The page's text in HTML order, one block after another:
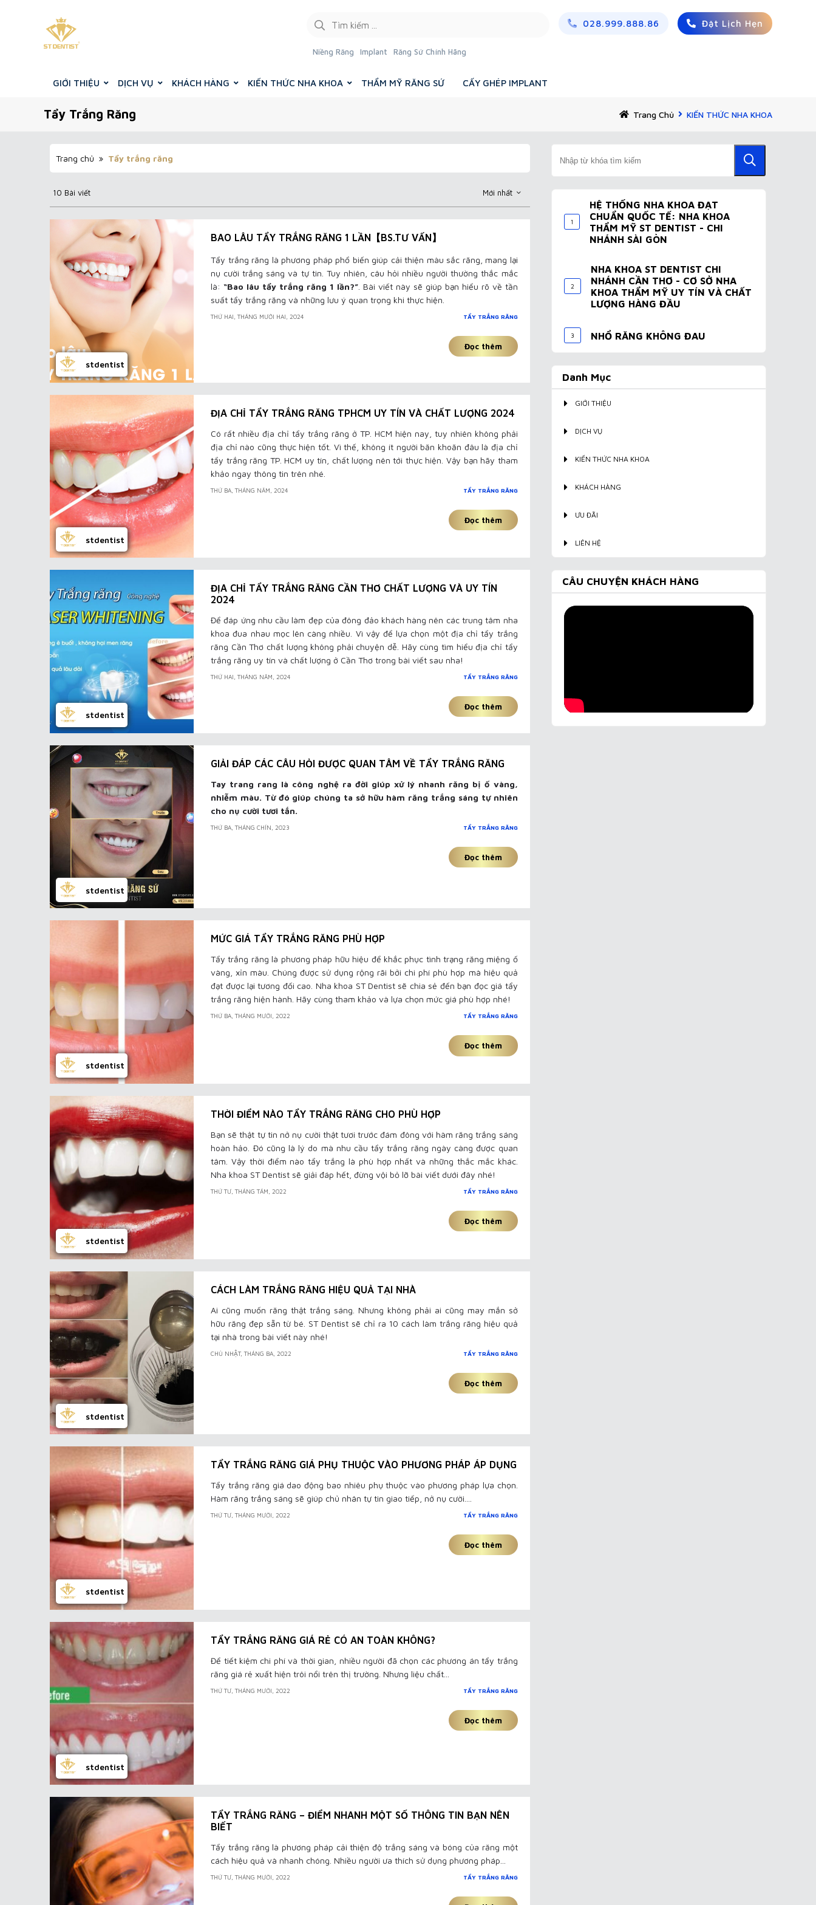
Niềng Răng Implant Răng Sứ Chính Hãng
028.999.888.86 Đặt Lịch Hẹn
GIỚI THIỆU DỊCH VỤ KHÁCH HÀNG KIẾN THỨC NHA KHOA THẨM MỸ RĂNG SỨ CẤY GHÉP IMPLANT
Tẩy Trắng Răng Trang Chủ KIẾN THỨC NHA KHOA
Trang chủ Tẩy trắng răng
10 Bài viết Mới nhất
stdentist
BAO LÂU TẨY TRẮNG RĂNG 1 LẦN【BS.TƯ VẤN】
Tẩy trắng răng là phương pháp phổ biến giúp cải thiện màu sắc răng, mang lại
nụ cười trắng sáng và tự tin. Tuy nhiên, câu hỏi nhiều người thường thắc mắc
là:“Bao lâu tẩy trắng răng 1 lần?”. Bài viết này sẽ giúp bạn hiểu rõ về tần
suất tẩy trắng răng và những lưu ý quan trọng khi thực hiện.
THỨ HAI, THÁNG MƯỜI HAI, 2024 TẨY TRẮNG RĂNG
Đọc thêm
stdentist
ĐỊA CHỈ TẨY TRẮNG RĂNG TPHCM UY TÍN VÀ CHẤT LƯỢNG 2024
Có rất nhiều địa chỉ tẩy trắng răng ở TP. HCM hiện nay, tuy nhiên không phải
địa chỉ nào cũng thực hiện tốt. Vì thế, không ít người băn khoăn đâu là địa chỉ
tẩy trắng răng TP. HCM uy tín, chất lượng nên tới thực hiện. Vậy bạn hãy tham
khảo ngay thông tin trên nhé.
THỨ BA, THÁNG NĂM, 2024 TẨY TRẮNG RĂNG
Đọc thêm
stdentist
ĐỊA CHỈ TẨY TRẮNG RĂNG CẦN THƠ CHẤT LƯỢNG VÀ UY TÍN
2024
Để đáp ứng nhu cầu làm đẹp của đông đảo khách hàng nên các trung tâm nha
khoa đua nhau mọc lên càng nhiều. Vì vậy để lựa chọn một địa chỉ tẩy trắng
răng Cần Thơ chất lượng không phải chuyện dễ. Hãy cùng tìm hiểu địa chỉ tẩy
trắng răng uy tín và chất lượng ở Cần Thơ trong bài viết sau nha!
THỨ HAI, THÁNG NĂM, 2024 TẨY TRẮNG RĂNG
Đọc thêm
stdentist
GIẢI ĐÁP CÁC CÂU HỎI ĐƯỢC QUAN TÂM VỀ TẨY TRẮNG RĂNG
Tay trang rang là công nghệ ra đời giúp xử lý nhanh răng bị ố vàng,
nhiễm màu. Từ đó giúp chúng ta sở hữu hàm răng trắng sáng tự nhiên
cho nụ cười tươi tắn.
THỨ BA, THÁNG CHÍN, 2023 TẨY TRẮNG RĂNG
Đọc thêm
stdentist
MỨC GIÁ TẨY TRẮNG RĂNG PHÙ HỢP
Tẩy trắng răng là phương pháp hữu hiệu để khắc phục tình trạng răng miệng ố
vàng, xỉn màu. Chúng được sử dụng rộng rãi bởi chi phí phù hợp mà hiệu quả
đạt được lại tương đối cao. Nha khoa ST Dentist sẽ chia sẻ đến bạn đọc giá tẩy
trắng răng hiện hành. Hãy cùng tham khảo và lựa chọn mức giá phù hợp nhé!
THỨ BA, THÁNG MƯỜI, 2022 TẨY TRẮNG RĂNG
Đọc thêm
stdentist
THỜI ĐIỂM NÀO TẨY TRẮNG RĂNG CHO PHÙ HỢP
Bạn sẽ thật tự tin nở nụ cười thật tươi trước đám đông với hàm răng trắng sáng
hoàn hảo. Đó cũng là lý do mà nhu cầu tẩy trắng răng ngày càng được quan
tâm. Vậy thời điểm nào tẩy trắng là phù hợp nhất và những thắc mắc khác.
Nha khoa ST Dentist sẽ giải đáp hết, đừng vội bỏ lỡ bài viết dưới đây nhé!
THỨ TƯ, THÁNG TÁM, 2022 TẨY TRẮNG RĂNG
Đọc thêm
stdentist
CÁCH LÀM TRẮNG RĂNG HIỆU QUẢ TẠI NHÀ
Ai cũng muốn răng thật trắng sáng. Nhưng không phải ai cũng may mắn sở
hữu răng đẹp sẵn từ bé. ST Dentist sẽ chỉ ra 10 cách làm trắng răng hiệu quả
tại nhà trong bài viết này nhé!
CHỦ NHẬT, THÁNG BA, 2022 TẨY TRẮNG RĂNG
Đọc thêm
stdentist
TẨY TRẮNG RĂNG GIÁ PHỤ THUỘC VÀO PHƯƠNG PHÁP ÁP DỤNG
Tẩy trắng răng giá dao động bao nhiêu phụ thuộc vào phương pháp lựa chọn.
Hàm răng trắng sáng sẽ giúp chủ nhân tự tin giao tiếp, nở nụ cười....
THỨ TƯ, THÁNG MƯỜI, 2022 TẨY TRẮNG RĂNG
Đọc thêm
stdentist
TẨY TRẮNG RĂNG GIÁ RẺ CÓ AN TOÀN KHÔNG?
Để tiết kiệm chi phí và thời gian, nhiều người đã chọn các phương án tẩy trắng
răng giá rẻ xuất hiện trôi nổi trên thị trường. Nhưng liệu chất...
THỨ TƯ, THÁNG MƯỜI, 2022 TẨY TRẮNG RĂNG
Đọc thêm
TẨY TRẮNG RĂNG – ĐIỂM NHANH MỘT SỐ THÔNG TIN BẠN NÊN
BIẾT
Tẩy trắng răng là phương pháp cải thiện độ trắng sáng và bóng của răng một
cách hiệu quả và nhanh chóng. Nhiều người ưa thích sử dụng phương pháp...
THỨ TƯ, THÁNG MƯỜI, 2022 TẨY TRẮNG RĂNG
1
HỆ THỐNG NHA KHOA ĐẠT
CHUẨN QUỐC TẾ: NHA KHOA
THẨM MỸ ST DENTIST - CHI
NHÁNH SÀI GÒN
2
NHA KHOA ST DENTIST CHI
NHÁNH CẦN THƠ - CƠ SỞ NHA
KHOA THẨM MỸ UY TÍN VÀ CHẤT
LƯỢNG HÀNG ĐẦU
3 NHỔ RĂNG KHÔNG ĐAU
Danh Mục
GIỚI THIỆU
DỊCH VỤ
KIẾN THỨC NHA KHOA
KHÁCH HÀNG
ƯU ĐÃI
LIÊN HỆ
CÂU CHUYỆN KHÁCH HÀNG